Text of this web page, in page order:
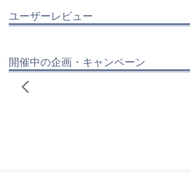
ユーザーレビュー
開催中の企画・キャンペーン